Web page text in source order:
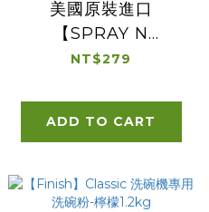
美國原裝進口
【SPRAY N
WASH】強效OXI衣
473ml/16oz
NT$279
ADD TO CART